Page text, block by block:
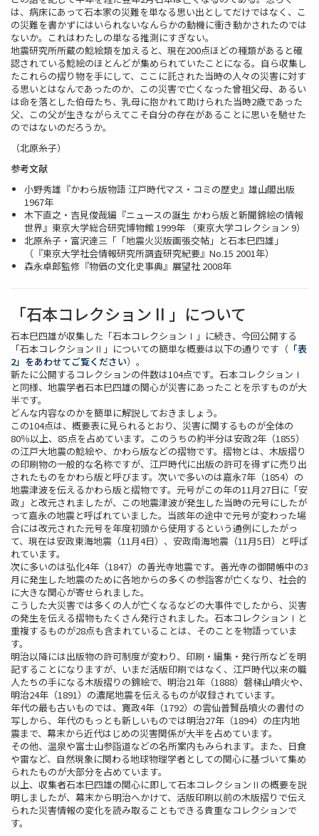
は、病床にあって石本家の災難を単なる思い出としてだけではなく、こ
の災難を書かずにはいられないなんらかの動機に衝き動かされたのでは
ないか。これはわたしの単なる推測にすぎない。
地震研究所所蔵の鯰絵類を加えると、現在200点ほどの種類があると確
認されている鯰絵のほとんどが集められていたことになる。自ら収集し
たこれらの摺り物を手にして、ここに託された当時の人々の災害に対す
る思いとはなんであったのか、この災害で亡くなった曾祖父母、あるい
は命を落とした伯母たち、乳母に抱かれて助けられた当時2歳であった
父、この父が生きながらえてこそ自分の存在があることに思いを馳せた
のではないのだろうか。
（北原糸子）
参考文献
小野秀雄『かわら版物語 江戸時代マス・コミの歴史』雄山閣出版
1967年
木下直之・吉見俊哉編『ニュースの誕生 かわら版と新聞錦絵の情報
世界』東京大学総合研究博物館 1999年 （東京大学コレクション 9）
北原糸子・富沢達三「「地震火災版画張交帖」と石本巳四雄」
（『東京大学社会情報研究所調査研究紀要』No.15 2001年）
森永卓郎監修『物価の文化史事典』展望社 2008年
「石本コレクション II 」について
石本巳四雄が収集した「石本コレクションⅠ」に続き、今回公開する
「石本コレクションⅡ」についての簡単な概要は以下の通りです（「表
2」をあわせてご覧ください）。
新たに公開するコレクションの件数は104点です。石本コレクションⅠ
と同様、地震学者石本巳四雄の関心が災害にあったことを示すものが大
半です。
どんな内容なのかを簡単に解説しておきましょう。
この104点は、概要表に見られるとおり、災害に関するものが全体の
80％以上、85点を占めています。このうちの約半分は安政2年（1855）
の江戸大地震の鯰絵や、かわら版などの摺物です。摺物とは、木版摺り
の印刷物の一般的な名称ですが、江戸時代に出版の許可を得ずに売り出
されたものをかわら版と呼びます。次いで多いのは嘉永7年（1854）の
地震津波を伝えるかわら版と摺物です。元号がこの年の11月27日に「安
政」と改元されましたが、この地震津波が発生した当時の元号にしたが
って嘉永の地震と呼ばれていました。当該年の途中で元号が変わった場
合には改元された元号を年度初頭から使用するという通例にしたがっ
て、現在は安政東海地震（11月4日）、安政南海地震（11月5日）と呼ば
れています。
次に多いのは弘化4年（1847）の善光寺地震です。善光寺の御開帳中の3
月に発生した地震のために各地からの多くの参詣客が亡くなり、社会的
に大きな関心が寄せられました。
こうした大災害では多くの人が亡くなるなどの大事件でしたから、災害
の発生を伝える摺物もたくさん発行されました。石本コレクションⅠと
重複するものが28点も含まれていることは、そのことを物語っていま
す。
明治以降には出版物の許可制度が変わり、印刷・編集・発行所などを明
記することになりますが、いまだ活版印刷ではなく、江戸時代以来の職
人たちの手になる木版摺りの錦絵で、明治21年（1888）磐梯山噴火や、
明治24年（1891）の濃尾地震を伝えるものが収録されています。
年代の最も古いものでは、寛政4年（1792）の雲仙普賢岳噴火の書付の
写しから、年代のもっとも新しいものでは明治27年（1894）の庄内地
震まで、幕末から近代はじめの災害関係が大半を占めています。
その他、温泉や富士山参詣道などの名所案内もみられます。また、日食
や雷など、自然現象に関わる地球物理学者としての関心に基づいて集め
られたものが大部分を占めています。
以上、収集者石本巳四雄の関心に即して石本コレクションⅡの概要を説
明しましたが、幕末から明治へかけて、活版印刷以前の木版摺りで伝え
られた災害情報の変化を読み取ることもできる貴重なコレクションで
す。